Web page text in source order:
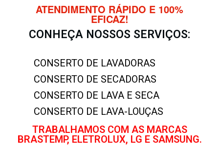
ATENDIMENTO RÁPIDO E 100%
EFICAZ!
CONHEÇA NOSSOS SERVIÇOS:
CONSERTO DE LAVADORAS
CONSERTO DE SECADORAS
CONSERTO DE LAVA E SECA
CONSERTO DE LAVA-LOUÇAS
TRABALHAMOS COM AS MARCAS
BRASTEMP, ELETROLUX, LG E SAMSUNG.